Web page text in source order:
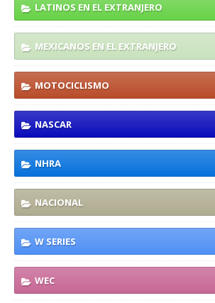
LATINOS EN EL EXTRANJERO
MEXICANOS EN EL EXTRANJERO
MOTOCICLISMO
NASCAR
NHRA
NACIONAL
W SERIES
WEC